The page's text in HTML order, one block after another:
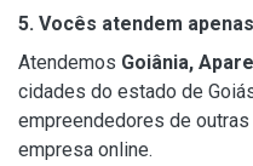
5. Vocês atendem
Atendemos Goiânia,
cidades do estado de
empreendedores de
empresa online.